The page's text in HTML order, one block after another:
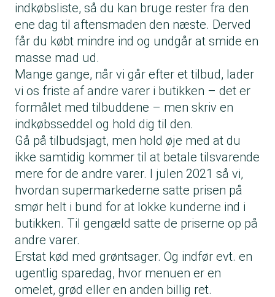
indkøbsliste, så du kan bruge rester fra den
ene dag til aftensmaden den næste. Derved
får du købt mindre ind og undgår at smide en
masse mad ud.
Mange gange, når vi går efter et tilbud, lader
vi os friste af andre varer i butikken – det er
formålet med tilbuddene – men skriv en
indkøbsseddel og hold dig til den.
Gå på tilbudsjagt, men hold øje med at du
ikke samtidig kommer til at betale tilsvarende
mere for de andre varer. I julen 2021 så vi,
hvordan supermarkederne satte prisen på
smør helt i bund for at lokke kunderne ind i
butikken. Til gengæld satte de priserne op på
andre varer.
Erstat kød med grøntsager. Og indfør evt. en
ugentlig sparedag, hvor menuen er en
omelet, grød eller en anden billig ret.